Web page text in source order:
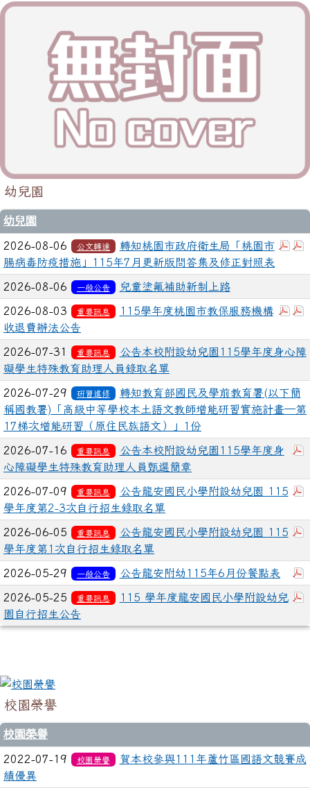
幼兒園
幼兒園
下
2026-08-06 公文轉達
轉知桃園市政府衛生局「桃園市
腸病毒防疫措施」115年7月更新版問答集及修正對照表
2026-08-06 一般公告 兒童塗氟補助新制上路
下
2026-08-03 重要訊息
115學年度桃園市教保服務機構
收退費辦法公告
2026-07-31 重要訊息
公告本校附設幼兒園115學年度身心障
礙學生特殊教育助理人員錄取名單
2026-07-29 研習進修
轉知教育部國民及學前教育署(以下簡
稱國教署)「高級中等學校本土語文教師增能研習實施計畫─第
17梯次增能研習（原住民族語文）」1份
2026-07-16 重要訊息
公告本校附設幼兒園115學年度身
心障礙學生特殊教育助理人員甄選簡章
2026-07-09 重要訊息
公告龍安國民小學附設幼兒園 115
學年度第2-3次自行招生錄取名單
2026-06-05 重要訊息
公告龍安國民小學附設幼兒園 115
學年度第1次自行招生錄取名單
2026-05-29 一般公告 公告龍安附幼115年6月份餐點表
2026-05-25 重要訊息
115 學年度龍安國民小學附設幼兒
園自行招生公告
校園榮譽
校園榮譽
2022-07-19 校園榮譽
賀本校參與111年蘆竹區國語文競賽成
績優異